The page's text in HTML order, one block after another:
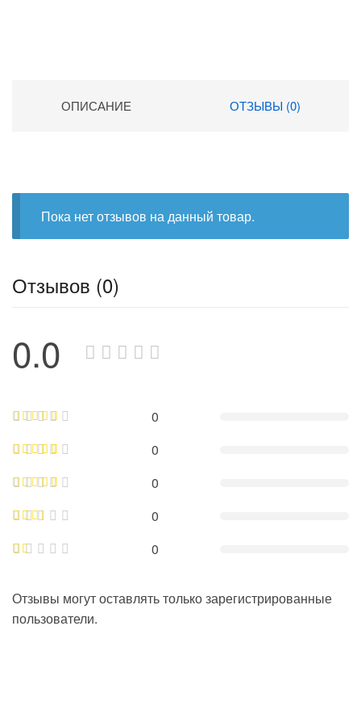
ОПИСАНИЕ ОТЗЫВЫ (0)
Пока нет отзывов на данный товар.
Отзывов (0)
0.0
0
0
0
0
0
Отзывы могут оставлять только зарегистрированные
пользователи.